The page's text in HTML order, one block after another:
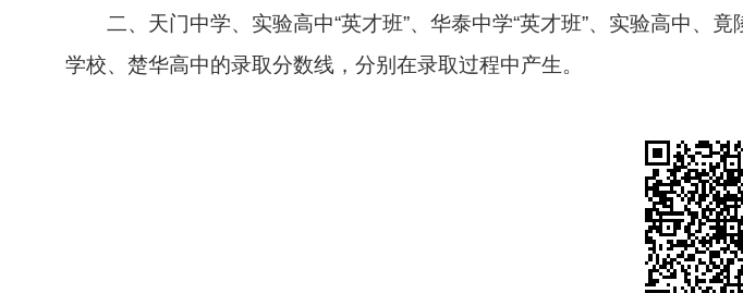
二、天门中学、实验高中“英才班”、华泰中学“英才班”、实验高中、
学校、楚华高中的录取分数线，分别在录取过程中产生。